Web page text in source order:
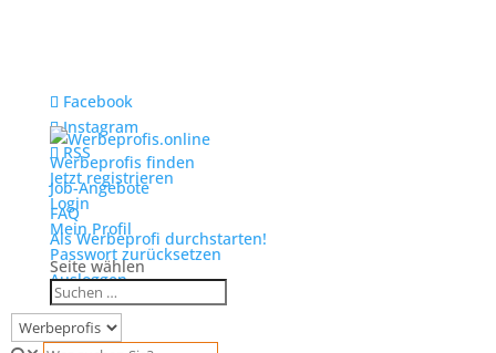
Facebook
Instagram
RSS
Jetzt registrieren
Login
Mein Profil
Passwort zurücksetzen
Ausloggen
Werbeprofis finden
Job-Angebote
FAQ
Als Werbeprofi durchstarten!
Seite wählen